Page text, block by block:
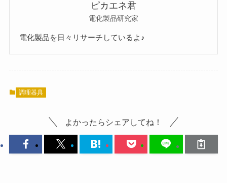
ピカエネ君
電化製品研究家
電化製品を日々リサーチしているよ♪
調理器具
よかったらシェアしてね！